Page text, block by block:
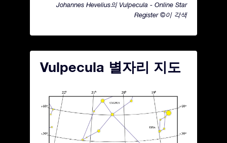
Johannes Hevelius의 Vulpecula - Online Star
Register ©이 각색
Vulpecula 별자리 지도